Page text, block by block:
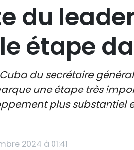
du
étape
Cuba du secrétaire
une étape très
plus substantiel
2024 à 01:41